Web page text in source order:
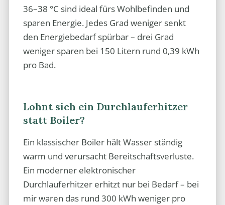
36–38 °C sind ideal fürs Wohlbefinden und
sparen Energie. Jedes Grad weniger senkt
den Energiebedarf spürbar – drei Grad
weniger sparen bei 150 Litern rund 0,39 kWh
pro Bad.
Lohnt sich ein Durchlauferhitzer
statt Boiler?
Ein klassischer Boiler hält Wasser ständig
warm und verursacht Bereitschaftsverluste.
Ein moderner elektronischer
Durchlauferhitzer erhitzt nur bei Bedarf – bei
mir waren das rund 300 kWh weniger pro